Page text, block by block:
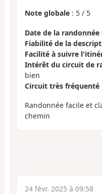
Note globale : 5 / 5
Date de la randonnée
Fiabilité de la
Facilité à suivre
Intérêt du circuit de
bien
Circuit très fréquenté
Randonnée facile et
chemin
24 févr. 2025 à 09:58